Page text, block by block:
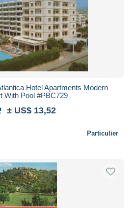
Hotel Apartments Modern
With Pool #PBC729
± US$ 13,52
Particulier